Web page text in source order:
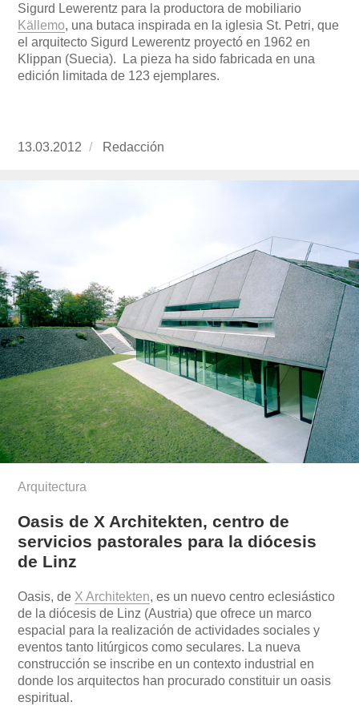
Sigurd Lewerentz para la productora de mobiliario
Källemo, una butaca inspirada en la iglesia St. Petri, que
el arquitecto Sigurd Lewerentz proyectó en 1962 en
Klippan (Suecia). La pieza ha sido fabricada en una
edición limitada de 123 ejemplares.
Publicado
13.03.2012 https://www.experimenta.es/author/redaccion/
Redacción
Arquitectura
Oasis de X Architekten, centro de
servicios pastorales para la diócesis
de Linz
Oasis, de X Architekten, es un nuevo centro eclesiástico
de la diócesis de Linz (Austria) que ofrece un marco
espacial para la realización de actividades sociales y
eventos tanto litúrgicos como seculares. La nueva
construcción se inscribe en un contexto industrial en
donde los arquitectos han procurado constituir un oasis
espiritual.